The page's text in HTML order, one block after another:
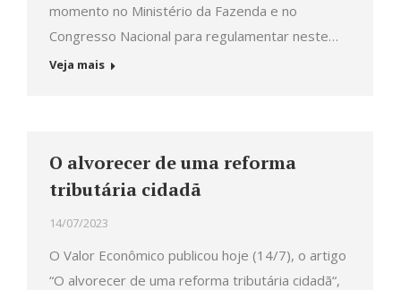
momento no Ministério da Fazenda e no
Congresso Nacional para regulamentar neste…
Veja mais
O alvorecer de uma reforma
tributária cidadã
14/07/2023
O Valor Econômico publicou hoje (14/7), o artigo
“O alvorecer de uma reforma tributária cidadã“,